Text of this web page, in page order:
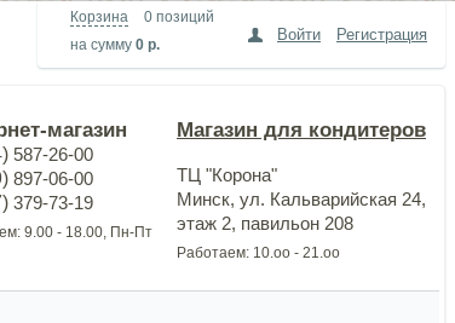
Корзина
0 позиций
на сумму 0 р.
Войти Регистрация
магазин
587-26-00
897-06-00
379-73-19
9.00 - 18.00, Пн-Пт
Магазин для кондитеров
ТЦ "Корона"
Минск, ул. Кальварийская 24,
этаж 2, павильон 208
Работаем: 10.оо - 21.оо